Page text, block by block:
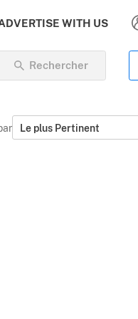
WITH US
Rechercher
Le plus Pertinent